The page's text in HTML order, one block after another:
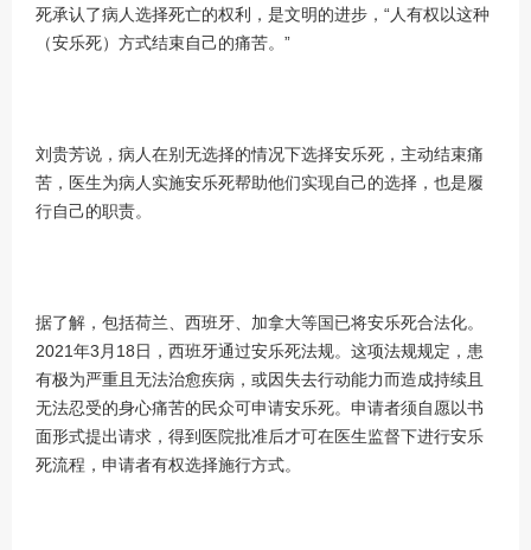
死承认了病人选择死亡的权利，是文明的进步，“人有权以这种
（安乐死）方式结束自己的痛苦。”
刘贵芳说，病人在别无选择的情况下选择安乐死，主动结束痛
苦，医生为病人实施安乐死帮助他们实现自己的选择，也是履
行自己的职责。
据了解，包括荷兰、西班牙、加拿大等国已将安乐死合法化。
2021年3月18日，西班牙通过安乐死法规。这项法规规定，患
有极为严重且无法治愈疾病，或因失去行动能力而造成持续且
无法忍受的身心痛苦的民众可申请安乐死。申请者须自愿以书
面形式提出请求，得到医院批准后才可在医生监督下进行安乐
死流程，申请者有权选择施行方式。